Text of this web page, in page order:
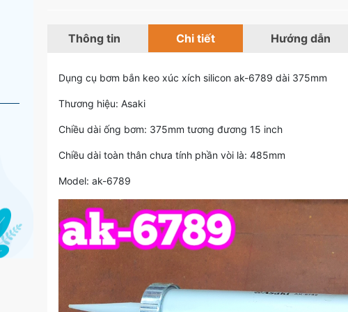
Thông tin Chi tiết Hướng dẫn
Dụng cụ bơm bắn keo xúc xích silicon ak-6789 dài 375mm
Thương hiệu: Asaki
Chiều dài ống bơm: 375mm tương đương 15 inch
Chiều dài toàn thân chưa tính phần vòi là: 485mm
Model: ak-6789